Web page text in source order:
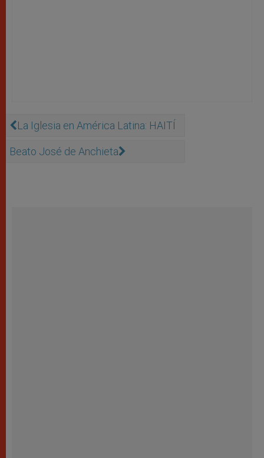
La Iglesia en América Latina: HAITÍ
Beato José de Anchieta